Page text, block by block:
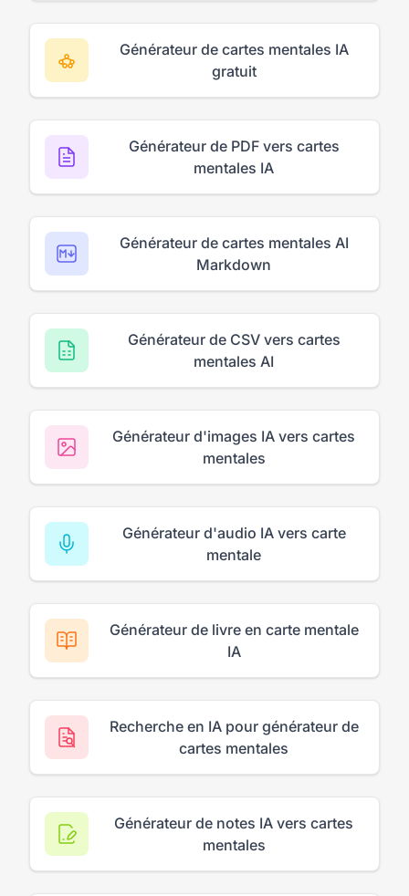
Générateur de cartes mentales IA
gratuit
Générateur de PDF vers cartes
mentales IA
Générateur de cartes mentales AI
Markdown
Générateur de CSV vers cartes
mentales AI
Générateur d'images IA vers cartes
mentales
Générateur d'audio IA vers carte
mentale
Générateur de livre en carte mentale
IA
Recherche en IA pour générateur de
cartes mentales
Générateur de notes IA vers cartes
mentales